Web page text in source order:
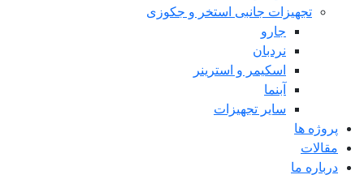
تجهیزات جانبی استخر و جکوزی
جارو
نردبان
اسکیمر و استرینر
آبنما
سایر تجهیزات
پروژه ها
مقالات
درباره ما